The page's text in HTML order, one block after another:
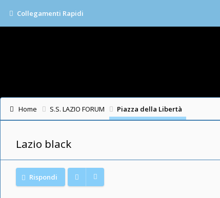
Collegamenti Rapidi
Home S.S. LAZIO FORUM Piazza della Libertà
Lazio black
Rispondi